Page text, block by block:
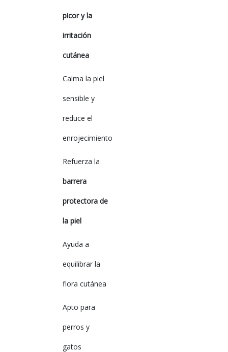
picor y la
irritación
cutánea
Calma la piel
sensible y
reduce el
enrojecimiento
Refuerza la
barrera
protectora de
la piel
Ayuda a
equilibrar la
flora cutánea
Apto para
perros y
gatos